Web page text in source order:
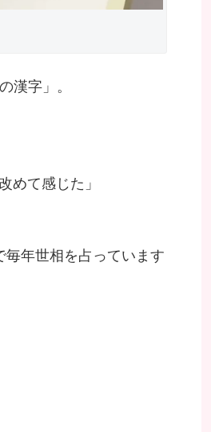
漢字」。
めて感じた」
毎年世相を占っています